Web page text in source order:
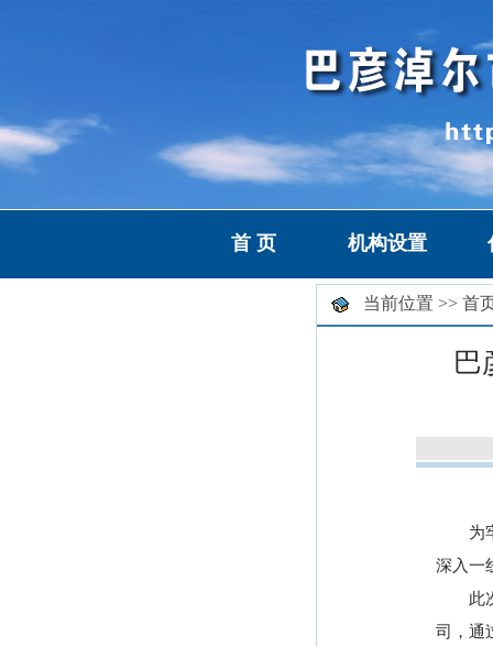
首 页 机构设置
当前位置 >> 首
巴
为牢
深入一
此次
司，通